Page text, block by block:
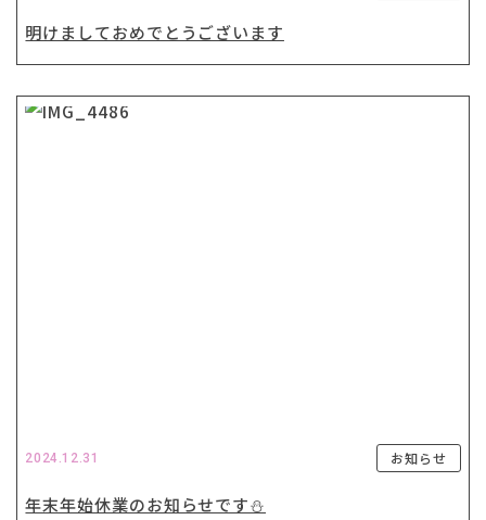
明けましておめでとうございます
2024.12.31 お知らせ
年末年始休業のお知らせです⛄️